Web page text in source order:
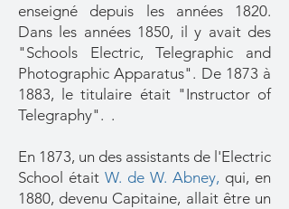
enseigné depuis les années 1820.
Dans les années 1850, il y avait des
"Schools Electric, Telegraphic and
Photographic Apparatus". De 1873 à
1883, le titulaire était "Instructor of
Telegraphy". .
En 1873, un des assistants de l'Electric
School était W. de W. Abney, qui, en
1880, devenu Capitaine, allait être un